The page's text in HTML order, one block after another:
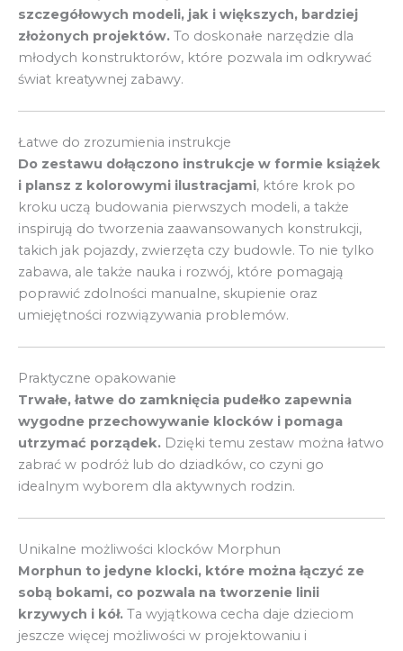
szczegółowych modeli, jak i większych, bardziej
złożonych projektów. To doskonałe narzędzie dla
młodych konstruktorów, które pozwala im odkrywać
świat kreatywnej zabawy.
Łatwe do zrozumienia instrukcje
Do zestawu dołączono instrukcje w formie książek
i plansz z kolorowymi ilustracjami, które krok po
kroku uczą budowania pierwszych modeli, a także
inspirują do tworzenia zaawansowanych konstrukcji,
takich jak pojazdy, zwierzęta czy budowle. To nie tylko
zabawa, ale także nauka i rozwój, które pomagają
poprawić zdolności manualne, skupienie oraz
umiejętności rozwiązywania problemów.
Praktyczne opakowanie
Trwałe, łatwe do zamknięcia pudełko zapewnia
wygodne przechowywanie klocków i pomaga
utrzymać porządek. Dzięki temu zestaw można łatwo
zabrać w podróż lub do dziadków, co czyni go
idealnym wyborem dla aktywnych rodzin.
Unikalne możliwości klocków Morphun
Morphun to jedyne klocki, które można łączyć ze
sobą bokami, co pozwala na tworzenie linii
krzywych i kół. Ta wyjątkowa cecha daje dzieciom
jeszcze więcej możliwości w projektowaniu i